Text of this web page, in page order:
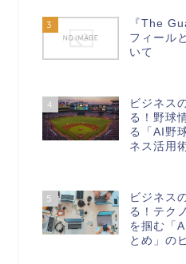
3
『The
フィール
いて
4
ビジネス
る！野球
る「AI野
ネス活用
5
ビジネス
る！テク
を掴む「
とめ」の